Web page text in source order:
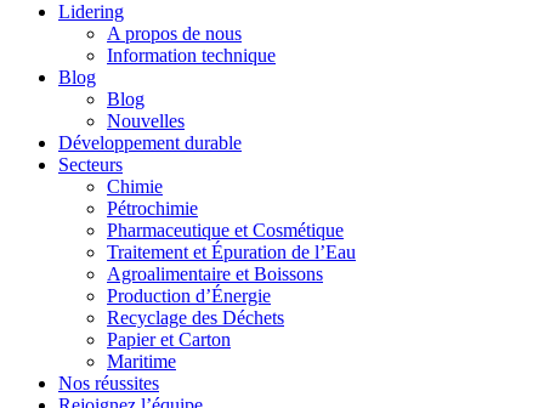
Lidering
A propos de nous
Information technique
Blog
Blog
Nouvelles
Développement durable
Secteurs
Chimie
Pétrochimie
Pharmaceutique et Cosmétique
Traitement et Épuration de l’Eau
Agroalimentaire et Boissons
Production d’Énergie
Recyclage des Déchets
Papier et Carton
Maritime
Nos réussites